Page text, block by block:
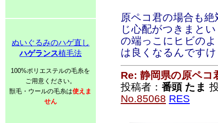
ぬいぐるみのハゲ直し
ハゲランス植毛法
100%ポリエステルの毛糸を
ご用意ください。
獣毛・ウールの毛糸は使えま
せん
原ペコ君の場合も
じ心配がつきまと
の端っこにヒビの
は良くなるんです
Re: 静岡県の原ペコ
投稿者： 番頭 たま
No.85068 RES